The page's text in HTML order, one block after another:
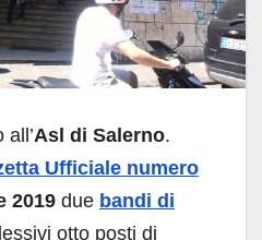
Asl di Salerno.
Ufficiale numero
2019 due bandi di
otto posti di